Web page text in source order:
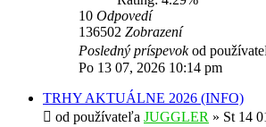
10 Odpovedí
136502 Zobrazení
Posledný príspevokod
Po 13 07, 2026 10:14 pm
TRHY AKTUÁLNE 2026 (INFO)
od používateľa JUGGLER » St 14